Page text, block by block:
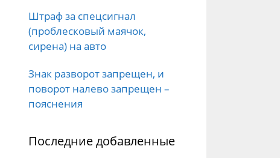
Штраф за спецсигнал
(проблесковый маячок,
сирена) на авто
Знак разворот запрещен, и
поворот налево запрещен –
пояснения
Последние добавленные